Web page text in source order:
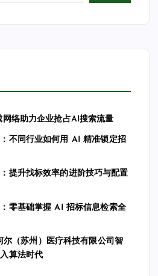
络助力企业抢占AI搜索流量
不同行业如何用 AI 精准锁定招
提升找标效率的进阶技巧与配置
零基础掌握 AI 招标信息检索全
尔（苏州）医疗科技有限公司智
算法时代